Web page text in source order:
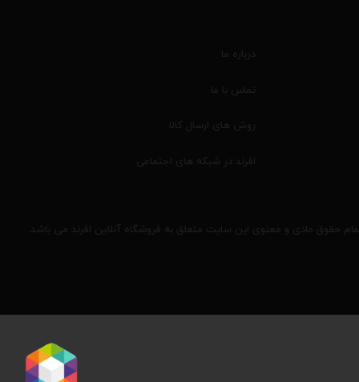
حقوق مادی و معنوی این سایت متعلق به فروشگاه آنلاین افرند می باشد.
درباره ما
تماس با ما
روش های ارسال کالا
افرند در شبکه های اجتماعی